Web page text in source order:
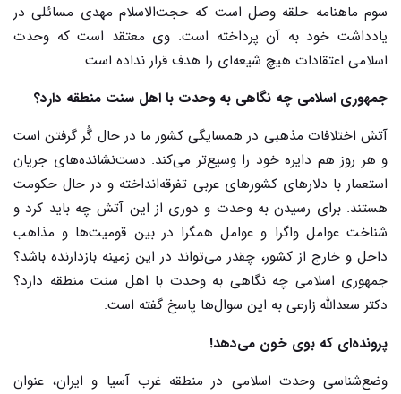
سوم ماهنامه حلقه ‌وصل است که حجت‌الاسلام مهدی مسائلی در
یادداشت خود به آن پرداخته است. وی معتقد است که وحدت
اسلامی اعتقادات هیچ شیعه‌ای را هدف قرار نداده است.
جمهوری اسلامی چه نگاهی به وحدت با اهل سنت منطقه دارد؟
آتش اختلافات مذهبی در همسایگی کشور ما در حال گُر گرفتن است
و هر روز هم دایره خود را وسیع‌تر می‌کند. دست‌نشانده‌های جریان
استعمار با دلارهای کشورهای عربی تفرقه‌انداخته و در حال حکومت
هستند. برای رسیدن به وحدت و دوری از این آتش چه باید کرد و
شناخت عوامل واگرا و عوامل همگرا در بین قومیت‌ها و مذاهب
داخل و خارج از کشور، چقدر می‌تواند در این زمینه بازدارنده باشد؟
جمهوری اسلامی چه نگاهی به وحدت با اهل سنت منطقه دارد؟
دکتر سعدالله زارعی به این سوال‌ها پاسخ گفته است.
پرونده‌ای که بوی خون می‌دهد!
وضع‌شناسی وحدت اسلامی در منطقه غرب آسیا و ایران، عنوان